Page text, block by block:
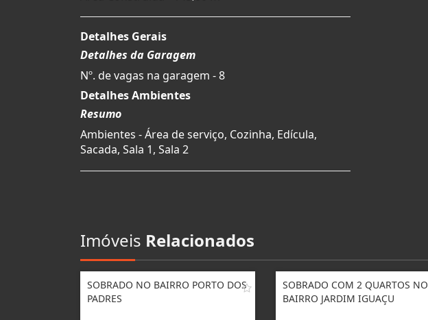
Detalhes Gerais
Detalhes da Garagem
Nº. de vagas na garagem - 8
Detalhes Ambientes
Resumo
Ambientes - Área de serviço, Cozinha, Edícula,
Sacada, Sala 1, Sala 2
Imóveis Relacionados
SOBRADO NO BAIRRO PORTO DOS
PADRES
SOBRADO COM 2 QUARTOS NO
BAIRRO JARDIM IGUAÇU